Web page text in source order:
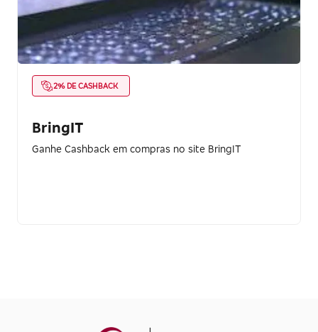
2% DE CASHBACK
BringIT
Ganhe Cashback em compras no site BringIT